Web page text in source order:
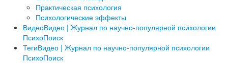
Практическая психология
Психологические эффекты
ВидеоВидео | Журнал по научно-популярной психологии
ПсихоПоиск
ТегиВидео | Журнал по научно-популярной психологии
ПсихоПоиск